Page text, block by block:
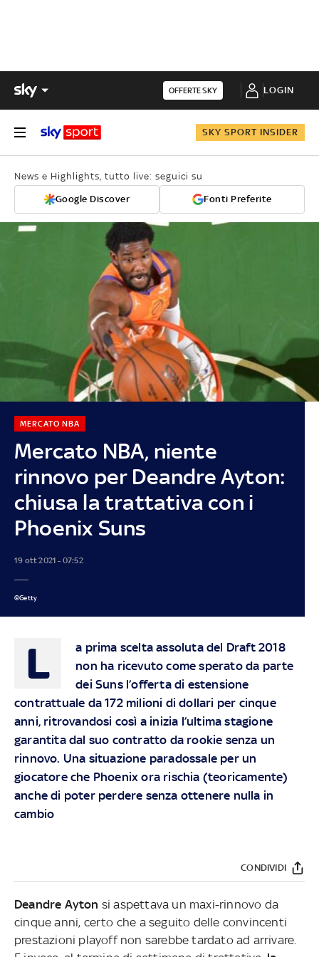
OFFERTE SKY LOGIN
SKY SPORT INSIDER
News e Highlights, tutto live: seguici su
Google Discover Fonti Preferite
Mercato NBA, niente
rinnovo per Deandre Ayton:
chiusa la trattativa con i
Phoenix Suns
MERCATO NBA
19 ott 2021 - 07:52
©Getty
L
a prima scelta assoluta del Draft 2018
non ha ricevuto come sperato da parte
dei Suns l’offerta di estensione
contrattuale da 172 milioni di dollari per cinque
anni, ritrovandosi così a inizia l’ultima stagione
garantita dal suo contratto da rookie senza un
rinnovo. Una situazione paradossale per un
giocatore che Phoenix ora rischia (teoricamente)
anche di poter perdere senza ottenere nulla in
cambio
CONDIVIDI
Deandre Ayton si aspettava un maxi-rinnovo da
cinque anni, certo che a seguito delle convincenti
prestazioni playoff non sarebbe tardato ad arrivare.